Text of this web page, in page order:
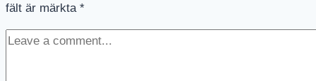
fält är märkta *